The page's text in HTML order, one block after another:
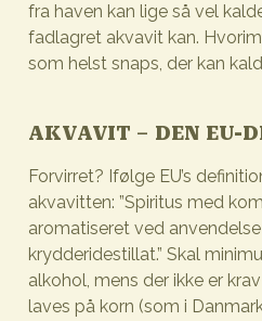
fra haven kan lige så vel
fadlagret akvavit kan.
som helst snaps, der kan
AKVAVIT – DEN EU-
Forvirret? Ifølge EU’s
akvavitten: ”Spiritus med
aromatiseret ved
krydderidestillat.” Skal
alkohol, mens der ikke er
laves på korn (som i